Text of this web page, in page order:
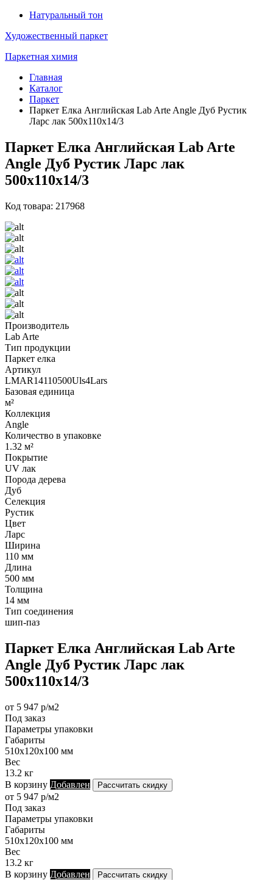
Натуральный тон
Художественный паркет
Паркетная химия
Главная
Каталог
Паркет
Паркет Елка Английская Lab Arte Angle Дуб Рустик
Ларс лак 500х110х14/3
Паркет Елка Английская Lab Arte
Angle Дуб Рустик Ларс лак
500х110х14/3
Код товара: 217968
Производитель
Lab Arte
Тип продукции
Паркет елка
Артикул
LMAR14110500Uls4Lars
Базовая единица
м²
Коллекция
Angle
Количество в упаковке
1.32 м²
Покрытие
UV лак
Порода дерева
Дуб
Селекция
Рустик
Цвет
Ларс
Ширина
110 мм
Длина
500 мм
Толщина
14 мм
Тип соединения
шип-паз
Паркет Елка Английская Lab Arte
Angle Дуб Рустик Ларс лак
500х110х14/3
от 5 947 р/м2
Под заказ
Параметры упаковки
Габариты
510х120х100 мм
Вес
13.2 кг
В корзину Добавлен Рассчитать скидку
от 5 947 р/м2
Под заказ
Параметры упаковки
Габариты
510х120х100 мм
Вес
13.2 кг
В корзину Добавлен Рассчитать скидку